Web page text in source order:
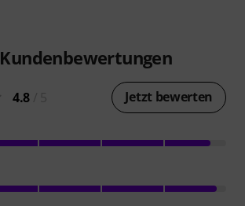
Kundenbewertungen
4.8 Jetzt bewerten